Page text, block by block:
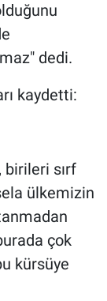
dedi.
kaydetti:
birileri sırf
ülkemizin
çok
kürsüye